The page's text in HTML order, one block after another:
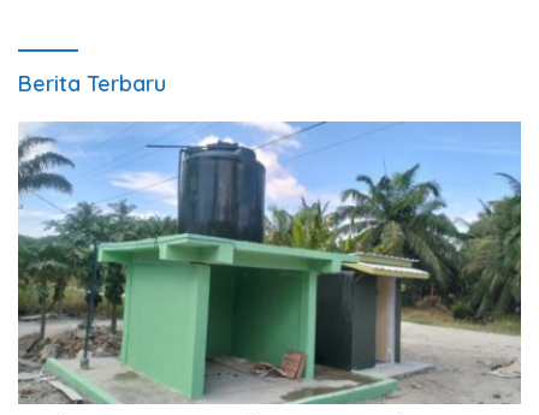
Berita Terbaru